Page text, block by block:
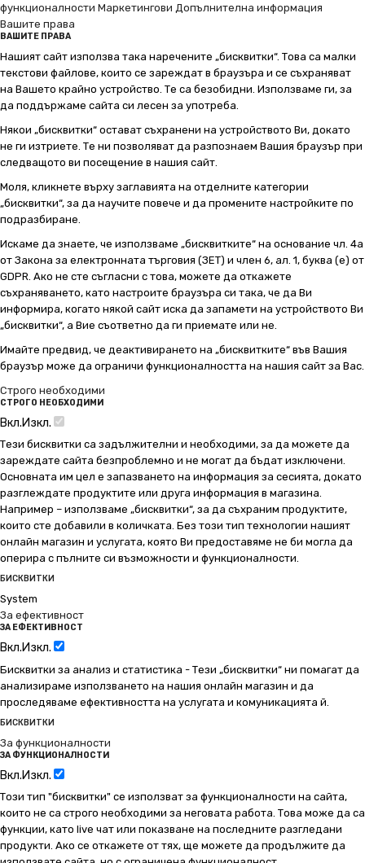
функционалности Маркетингови Допълнителна информация
Вашите права
ВАШИТЕ ПРАВА
Нашият сайт използва така наречените „бисквитки“. Това са малки
текстови файлове, които се зареждат в браузъра и се съхраняват
на Вашето крайно устройство. Те са безобидни. Използваме ги, за
да поддържаме сайта си лесен за употреба.
Някои „бисквитки“ остават съхранени на устройството Ви, докато
не ги изтриете. Те ни позволяват да разпознаем Вашия браузър при
следващото ви посещение в нашия сайт.
Моля, кликнете върху заглавията на отделните категории
„бисквитки“, за да научите повече и да промените настройките по
подразбиране.
Искаме да знаете, че използваме „бисквитките“ на основание чл. 4а
от Закона за електронната търговия (ЗЕТ) и член 6, ал. 1, буква (е) от
GDPR. Ако не сте съгласни с това, можете да откажете
съхраняването, като настроите браузъра си така, че да Ви
информира, когато някой сайт иска да запамети на устройството Ви
„бисквитки“, а Вие съответно да ги приемате или не.
Имайте предвид, че деактивирането на „бисквитките“ във Вашия
браузър може да ограничи функционалността на нашия сайт за Вас.
Строго необходими
СТРОГО НЕОБХОДИМИ
Вкл.Изкл.
Тези бисквитки са задължителни и необходими, за да можете да
зареждате сайта безпроблемно и не могат да бъдат изключени.
Основната им цел е запазването на информация за сесията, докато
разглеждате продуктите или друга информация в магазина.
Например – използваме „бисквитки“, за да съхраним продуктите,
които сте добавили в количката. Без този тип технологии нашият
онлайн магазин и услугата, която Ви предоставяме не би могла да
оперира с пълните си възможности и функционалности.
БИСКВИТКИ
System
За ефективност
ЗА ЕФЕКТИВНОСТ
Вкл.Изкл.
Бисквитки за анализ и статистика - Тези „бисквитки“ ни помагат да
анализираме използването на нашия онлайн магазин и да
проследяваме ефективността на услугата и комуникацията й.
БИСКВИТКИ
За функционалности
ЗА ФУНКЦИОНАЛНОСТИ
Вкл.Изкл.
Този тип "бисквитки" се използват за функционалности на сайта,
които не са строго необходими за неговата работа. Това може да са
функции, като live чат или показване на последните разгледани
продукти. Ако се откажете от тях, ще можете да продължите да